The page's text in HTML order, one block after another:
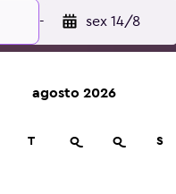
- sex 14/8
agosto 2026
T Q Q S